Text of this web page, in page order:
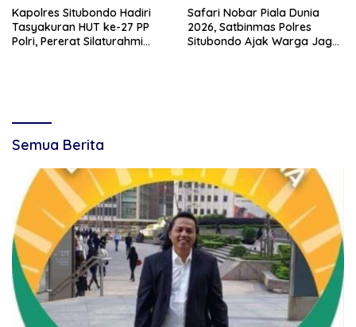
Kapolres Situbondo Hadiri
Tasyakuran HUT ke-27 PP
Polri, Pererat Silaturahmi
Safari Nobar Piala Dunia
2026, Satbinmas Polres
Situbondo Ajak Warga Jaga
Semua Berita